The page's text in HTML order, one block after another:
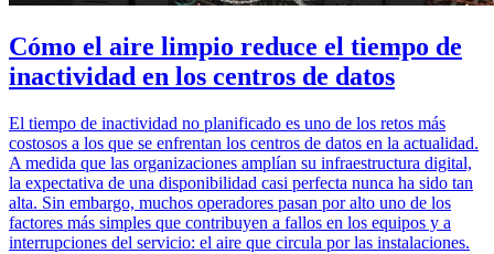
Cómo el aire limpio reduce el tiempo de
inactividad en los centros de datos
El tiempo de inactividad no planificado es uno de los retos más
costosos a los que se enfrentan los centros de datos en la actualidad.
A medida que las organizaciones amplían su infraestructura digital,
la expectativa de una disponibilidad casi perfecta nunca ha sido tan
alta. Sin embargo, muchos operadores pasan por alto uno de los
factores más simples que contribuyen a fallos en los equipos y a
interrupciones del servicio: el aire que circula por las instalaciones.